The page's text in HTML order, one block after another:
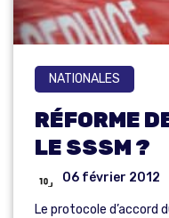
NATIONALES
RÉFORME
LE SSSM ?
06 février 2012
Le protocole d’accord